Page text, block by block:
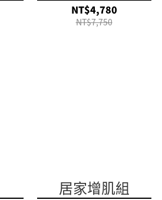
NT$4,780
NT$7,750
居家增肌組